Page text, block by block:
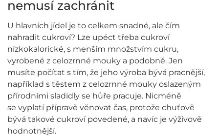
nemusí zachránit
U hlavních jídel je to celkem snadné, ale čím
nahradit cukroví? Lze upéct třeba cukroví
nízkokalorické, s menším množstvím cukru,
vyrobené z celozrnné mouky a podobně. Jen
musíte počítat s tím, že jeho výroba bývá pracnější,
například s těstem z celozrnné mouky oslazeným
přírodními sladidly se hůře pracuje. Nicméně
se vyplatí přípravě věnovat čas, protože chuťově
bývá takové cukroví povedené, a navíc je výživově
hodnotnější.